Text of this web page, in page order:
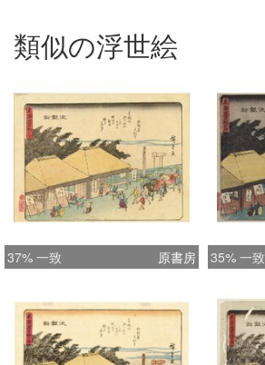
類似の浮世絵
37% 一致 原書房 35% 一致